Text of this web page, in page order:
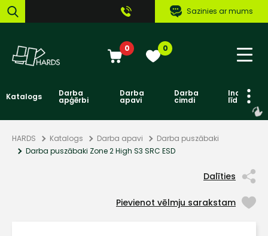
Sazinies ar mums
0 0
Katalogs Darba
apģērbi
Darba
apavi
Darba
cimdi līdzekļi
HARDS Katalogs Darba apavi
Darba puszābaki
Darba puszābaki Zone 2 High S3 SRC ESD
Dalīties
Pievienot vēlmju sarakstam